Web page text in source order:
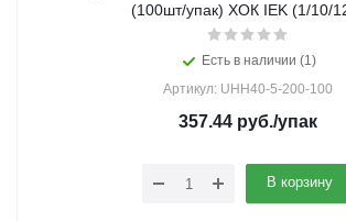
(100шт/упак) ХОК IEK (1/10/
Есть в наличии (1)
Артикул: UHH40-5-200-100
357.44 руб./упак
В корзину